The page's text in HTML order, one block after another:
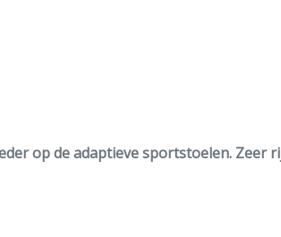
op de adaptieve sportstoelen. Zeer